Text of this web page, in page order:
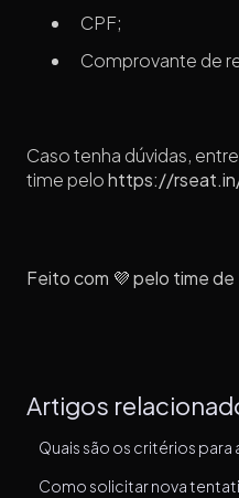
CPF;
Comprovante de
Caso tenha dúvidas,
time pelohttps://
Feito com 💜 pelo time
Artigos
Quais são os critérios para
Como solicitar nova